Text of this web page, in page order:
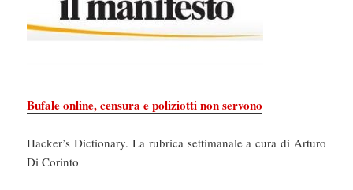
Bufale online, censura e poliziotti non servono
Hacker’s Dictionary. La rubrica settimanale a cura di Arturo
Di Corinto